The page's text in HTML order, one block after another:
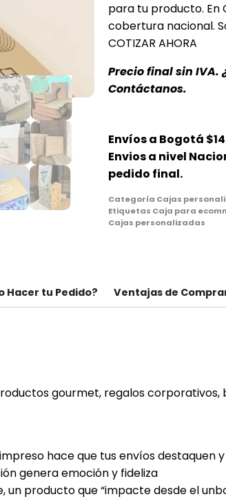
para tu producto.
cobertura nacional.
COTIZAR AHORA
Precio final sin
Contáctanos.
Envíos a Bogotá
Envios a nivel
pedido final.
Categoría Cajas
Etiquetas Caja para
Cajas personalizadas
Hacer tu Pedido? Ventajas de
gourmet, regalos corporativos,
hace que tus envíos destaquen
genera emoción y fideliza
un producto que “impacte desde el